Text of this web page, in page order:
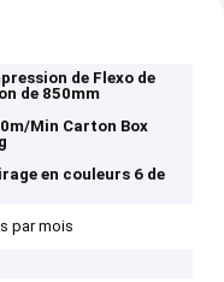
de Flexo de
de 850mm
Min Carton Box
en couleurs 6 de
par mois